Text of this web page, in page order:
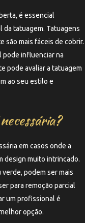
é essencial
da tatuagem. Tatuagens
são mais fáceis de cobrir.
pode influenciar na
pode avaliar a tatuagem
ao seu estilo e
em casos onde a
design muito intrincado.
podem ser mais
para remoção parcial
um profissional é
opção.